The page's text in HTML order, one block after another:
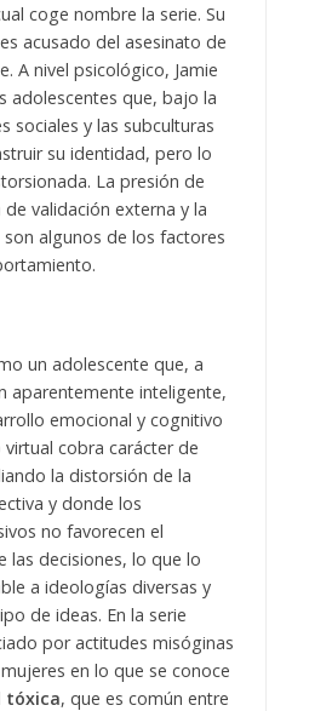
coge nombre la serie. Su
acusado del asesinato de
A nivel psicológico, Jamie
adolescentes que, bajo la
sociales y las subculturas
su identidad, pero lo
La presión de
validación externa y la
algunos de los factores
un adolescente que, a
aparentemente inteligente,
emocional y cognitivo
cobra carácter de
la distorsión de la
y donde los
no favorecen el
las decisiones, lo que lo
a ideologías diversas y
de ideas. En la serie
por actitudes misóginas
en lo que se conoce
tóxica, que es común entre